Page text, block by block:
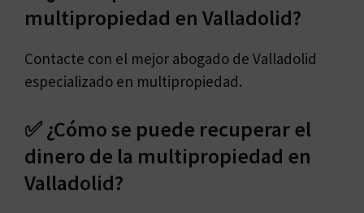
multipropiedad en Valladolid?
Contacte con el mejor abogado de Valladolid
especializado en multipropiedad.
✅ ¿Cómo se puede recuperar el
dinero de la multipropiedad en
Valladolid?